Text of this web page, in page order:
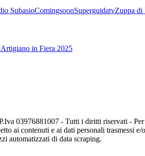
SubasioComingsoonSuperguidatvZuppa di
in Fiera 2025
03976881007 - Tutti i diritti riservati -
ai contenuti e ai dati personali trasmessi
automatizzati di data scraping.